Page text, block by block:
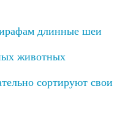
длинные шеи
животных
сортируют свои